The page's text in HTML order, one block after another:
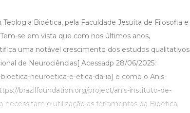
Bioética, pela Faculdade Jesuíta de Filosofia e
se em vista que com nos últimos anos,
uma notável crescimento dos estudos qualitativos
de Neurociências[ Acessadp 28/06/2025:
neuroetica-e-etica-da-ia] e como o Anis-
brazilfoundation.org/project/anis-instituto-de-
e utilização as ferramentas da Bioética.